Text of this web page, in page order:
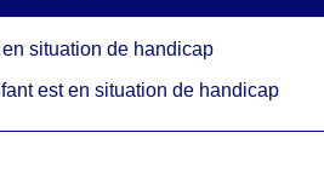
situation de handicap
est en situation de handicap